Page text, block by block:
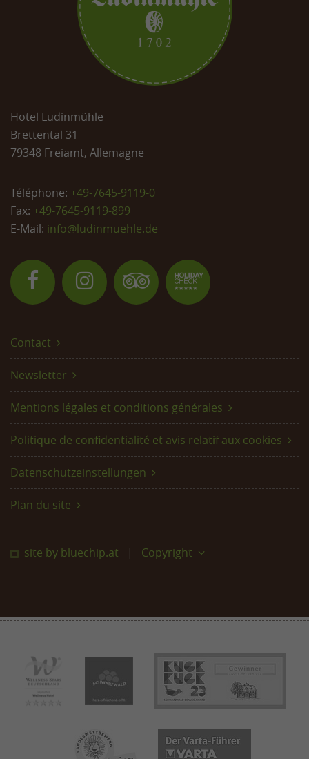
Hotel Ludinmühle
Brettental 31
79348 Freiamt, Allemagne
Téléphone: +49-7645-9119-0
Fax: +49-7645-9119-899
E-Mail: info@ludinmuehle.de
Contact
Newsletter
Mentions légales et conditions générales
Politique de confidentialité et avis relatif aux cookies
Datenschutzeinstellungen
Plan du site
site by bluechip.at Copyright